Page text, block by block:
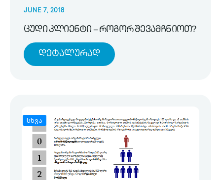
JUNE 7, 2018
ცუდი კლიენტი – როგორ შევამჩნიოთ?
Დეტალურად
სხვა